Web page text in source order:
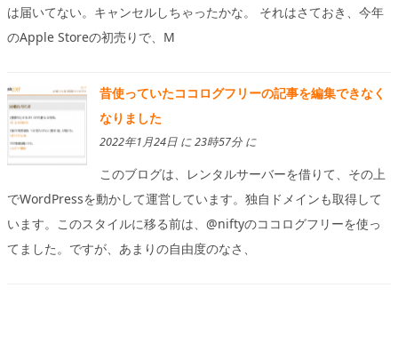
は届いてない。キャンセルしちゃったかな。 それはさておき、今年
のApple Storeの初売りで、M
昔使っていたココログフリーの記事を編集できなく
なりました
2022年1月24日 に 23時57分 に
このブログは、レンタルサーバーを借りて、その上
でWordPressを動かして運営しています。独自ドメインも取得して
います。このスタイルに移る前は、@niftyのココログフリーを使っ
てました。ですが、あまりの自由度のなさ、